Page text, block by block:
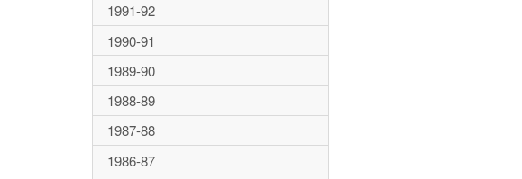
1991-92
1990-91
1989-90
1988-89
1987-88
1986-87